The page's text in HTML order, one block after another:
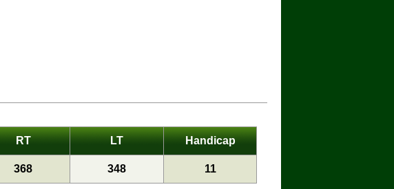
RT LT Handicap
368 348 11